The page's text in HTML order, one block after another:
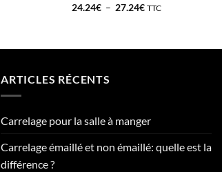
24.24€ – 27.24€Plage
TTC
ARTICLES RÉCENTS
Carrelage pour la salle à manger
Carrelage émaillé et non émaillé: quelle est la
différence ?